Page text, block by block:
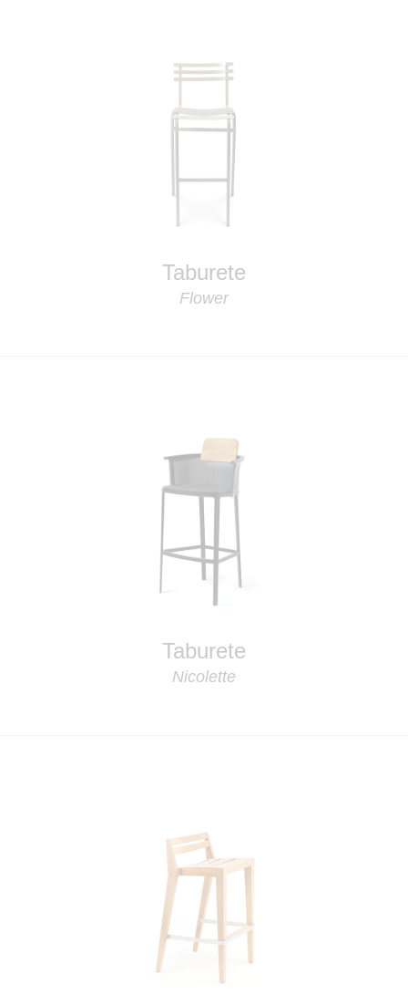
Taburete
Flower
Taburete
Nicolette